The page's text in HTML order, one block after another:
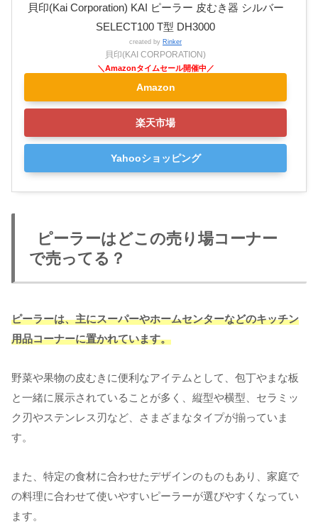
貝印(Kai Corporation) KAI ピーラー 皮むき器 シルバー
SELECT100 T型 DH3000
created by Rinker
貝印(KAI CORPORATION)
Amazon
楽天市場
Yahooショッピング
ピーラーはどこの売り場コーナー
で売ってる？
ピーラーは、主にスーパーやホームセンターなどのキッチン
用品コーナーに置かれています。
野菜や果物の皮むきに便利なアイテムとして、包丁やまな板
と一緒に展示されていることが多く、縦型や横型、セラミッ
ク刃やステンレス刃など、さまざまなタイプが揃っていま
す。
また、特定の食材に合わせたデザインのものもあり、家庭で
の料理に合わせて使いやすいピーラーが選びやすくなってい
ます。